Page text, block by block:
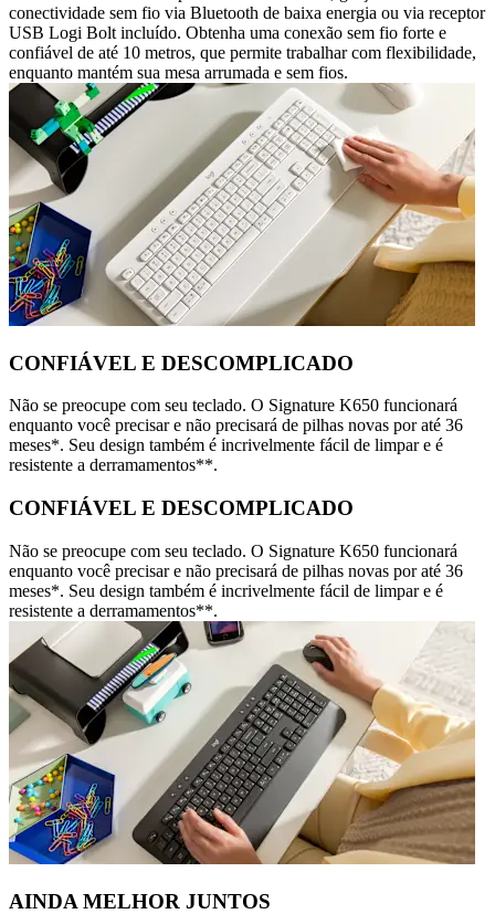
conectividade sem fio via Bluetooth de baixa energia ou via receptor
USB Logi Bolt incluído. Obtenha uma conexão sem fio forte e
confiável de até 10 metros, que permite trabalhar com flexibilidade,
enquanto mantém sua mesa arrumada e sem fios.
CONFIÁVEL E DESCOMPLICADO
Não se preocupe com seu teclado. O Signature K650 funcionará
enquanto você precisar e não precisará de pilhas novas por até 36
meses*. Seu design também é incrivelmente fácil de limpar e é
resistente a derramamentos**.
CONFIÁVEL E DESCOMPLICADO
Não se preocupe com seu teclado. O Signature K650 funcionará
enquanto você precisar e não precisará de pilhas novas por até 36
meses*. Seu design também é incrivelmente fácil de limpar e é
resistente a derramamentos**.
AINDA MELHOR JUNTOS